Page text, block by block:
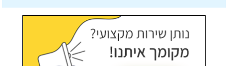
עודכן לאחרונה:07/07/2026, בשעה 14:23